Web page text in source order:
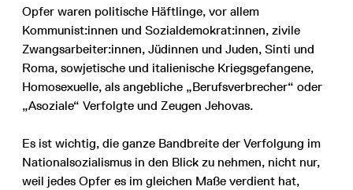
Opfer waren politische Häftlinge, vor allem
Kommunist:innen und Sozialdemokrat:innen, zivile
Zwangsarbeiter:innen, Jüdinnen und Juden, Sinti und
Roma, sowjetische und italienische Kriegsgefangene,
Homosexuelle, als angebliche „Berufsverbrecher“ oder
„Asoziale“ Verfolgte und Zeugen Jehovas.
Es ist wichtig, die ganze Bandbreite der Verfolgung im
Nationalsozialismus in den Blick zu nehmen, nicht nur,
weil jedes Opfer es im gleichen Maße verdient hat,